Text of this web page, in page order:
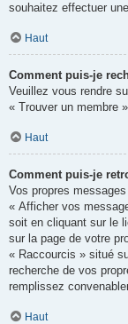
souhaitez effectuer
Haut
Comment puis-je
Veuillez vous rendre
« Trouver un membre
Haut
Comment puis-je
Vos propres
« Afficher vos
soit en cliquant sur le
sur la page de votre
« Raccourcis » situé
recherche de vos
remplissez
Haut